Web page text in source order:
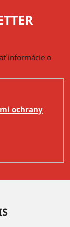
informácie o
ochrany